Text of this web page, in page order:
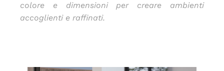
colore e dimensioni per creare ambienti
accoglienti e raffinati.